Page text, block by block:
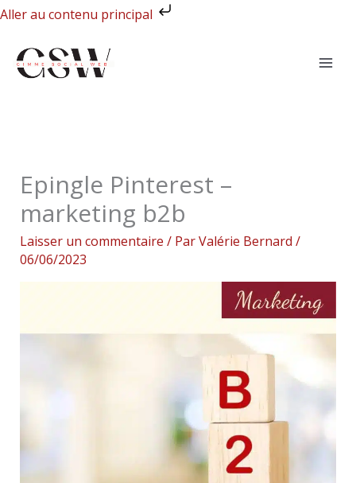
Aller au contenu principal
Aller
contenu
Epingle Pinterest –
marketing b2b
Laisser un commentaire / ParValérie Bernard /
06/06/2023